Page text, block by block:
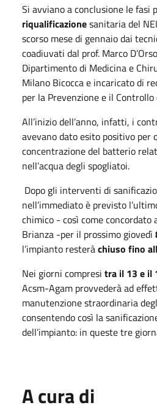
Si avviano a conclusione le fasi
riqualificazionesanitaria del
scorso mese di gennaio dai
coadiuvati dal prof. Marco
Dipartimento di Medicina e
Milano Bicocca e incaricato di
per la Prevenzione e il
All’inizio dell’anno, infatti, i
avevano dato esito positivo per
concentrazione del batterio
nell’acqua degli spogliatoi.
Dopo gli interventi di
nell’immediato è previsto
chimico - così come concordato
Brianza -per il prossimo giovedì
l’impianto resteràchiuso fino
Nei giorni compresi tra il 13 e il
Acsm-Agam provvederà ad
manutenzione straordinaria
consentendo così la
dell’impianto: in queste tre
A cura di